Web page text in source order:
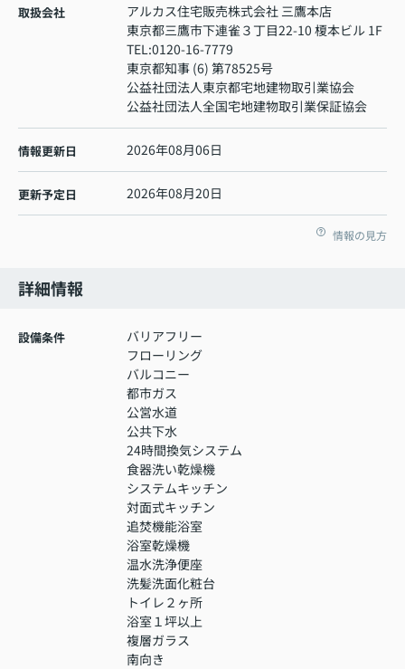
取扱会社
アルカス住宅販売株式会社 三鷹本店
東京都三鷹市下連雀３丁目22-10 榎本ビル 1F
TEL:0120-16-7779
東京都知事 (6) 第78525号
公益社団法人東京都宅地建物取引業協会
公益社団法人全国宅地建物取引業保証協会
情報更新日 2026年08月06日
更新予定日 2026年08月20日
情報の見方
詳細情報
設備条件
バリアフリー
フローリング
バルコニー
都市ガス
公営水道
公共下水
24時間換気システム
食器洗い乾燥機
システムキッチン
対面式キッチン
追焚機能浴室
浴室乾燥機
温水洗浄便座
洗髪洗面化粧台
トイレ２ヶ所
浴室１坪以上
複層ガラス
南向き